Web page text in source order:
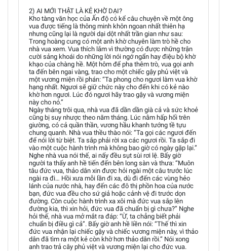
2) AI MỚI THẬT LÀ KẺ KHỜ DẠI?
Kho tàng văn học của Ấn độ có kể câu chuyện về một ông
vua được tiếng là thông minh khôn ngoan nhất thiên hạ
nhưng cũng lại là người dại dột nhất trần gian như sau:
Trong hoàng cung có một anh khờ chuyên làm trò hề cho
nhà vua xem. Vua thích lắm vì thường có được những trận
cười sảng khoái do những lời nói ngớ ngẩn hay điệu bộ khờ
khạo của chàng hề. Một hôm để pha thêm trò, vua gọi anh
ta đến bên ngai vàng, trao cho một chiếc gậy phủ việt và
một vương miện rồi phán: “Ta phong cho ngươi làm vua khờ
hạng nhất. Ngươi sẽ giữ chức này cho đến khi có kẻ nào
khờ hơn ngươi. Lúc đó ngươi hãy trao gậy và vương miện
này cho nó.”
Ngày tháng trôi qua, nhà vua đã dần dần già cả và sức khoẻ
cũng bị suy nhược theo năm tháng. Lúc nằm hấp hối trên
giường, có cả quần thần, vương hầu khanh tướng tề tựu
chung quanh. Nhà vua thều thào nói: “Ta gọi các ngươi đến
để nói lời từ biệt. Ta sắp phải rời xa các ngươi rồi. Ta sắp đi
vào một cuộc hành trình mà không bao giờ có ngày gặp lại.”
Nghe nhà vua nói thế, ai nấy đều sụt sùi rơi lệ. Bấy giờ
người ta thấy anh hề tiến đến bên long sàn và thưa: “Muôn
tâu đức vua, thảo dân xin được hỏi ngài một câu trước lúc
ngài ra đi… Hồi xưa mỗi lần đi xa, dù đi đến các vùng hẻo
lánh của nước nhà, hay đến các đô thị phồn hoa của nước
bạn, đức vua đều cho sứ giả hoặc cảnh vệ đi trước dọn
đường. Còn cuộc hành trình xa xôi mà đức vua sắp lên
đường kia, thì xin hỏi, đức vua đã chuẩn bị gì chưa?” Nghe
hỏi thế, nhà vua mở mắt ra đáp: “Ừ, ta chẳng biết phải
chuẩn bị điều gì cả”. Bấy giờ anh hề liền nói: “Thế thì xin
đức vua nhận lại chiếc gậy và chiếc vương miện này, vì thảo
dân đã tìm ra một kẻ còn khờ hơn thảo dân rồi.” Nói xong
anh trao trả cây phủ việt và vương miện lại cho đức vua.